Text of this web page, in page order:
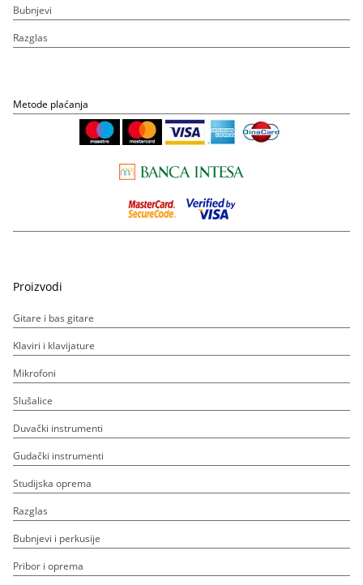
Bubnjevi
Razglas
Metode plaćanja
Proizvodi
Gitare i bas gitare
Klaviri i klavijature
Mikrofoni
Slušalice
Duvački instrumenti
Gudački instrumenti
Studijska oprema
Razglas
Bubnjevi i perkusije
Pribor i oprema